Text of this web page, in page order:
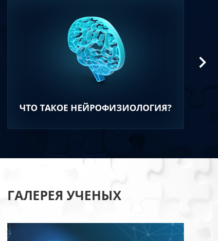
ЧТО ТАКОЕ НЕЙРОФИЗИОЛОГИЯ?
ГАЛЕРЕЯ УЧЕНЫХ